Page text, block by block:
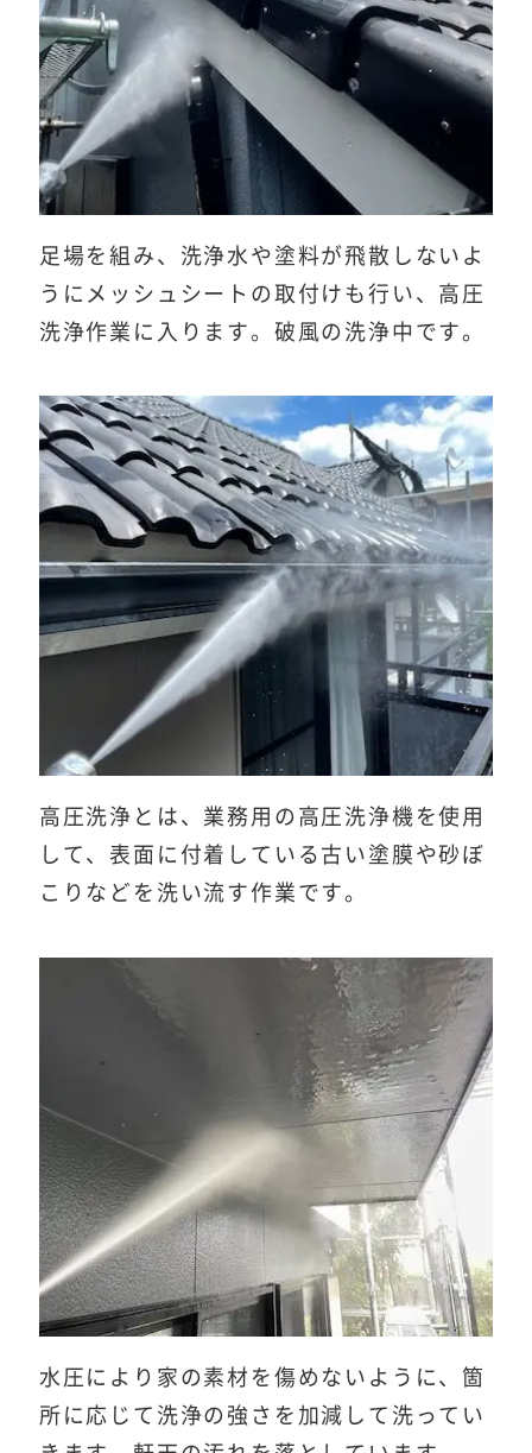
足場を組み、洗浄水や塗料が飛散しないよ
うにメッシュシートの取付けも行い、高圧
洗浄作業に入ります。破風の洗浄中です。
高圧洗浄とは、業務用の高圧洗浄機を使用
して、表面に付着している古い塗膜や砂ぼ
こりなどを洗い流す作業です。
水圧により家の素材を傷めないように、箇
所に応じて洗浄の強さを加減して洗ってい